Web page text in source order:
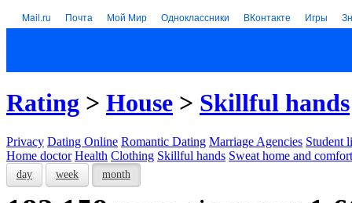
Mail.ru Почта Мой Мир Одноклассники ВКонтакте Игры
Rating > House > Skillful hands
Privacy Dating Online Romantic Dating Marriage Agencies Student
Home doctor Health Clothing Skillful hands Sweat home and comfort
day week month